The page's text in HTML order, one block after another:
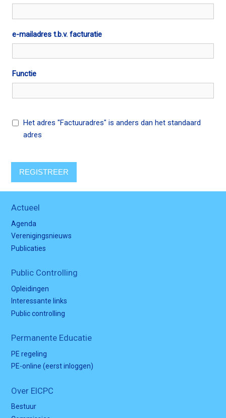
e-mailadres t.b.v. facturatie
Functie
Het adres "Factuuradres" is anders dan het standaard
adres
REGISTREER
Actueel
Agenda
Verenigingsnieuws
Publicaties
Public Controlling
Opleidingen
Interessante links
Public controlling
Permanente Educatie
PE regeling
PE-online (eerst inloggen)
Over EICPC
Bestuur